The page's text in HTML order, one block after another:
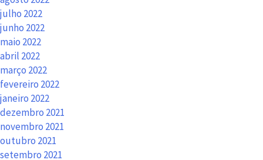
julho 2022
junho 2022
maio 2022
abril 2022
março 2022
fevereiro 2022
janeiro 2022
dezembro 2021
novembro 2021
outubro 2021
setembro 2021